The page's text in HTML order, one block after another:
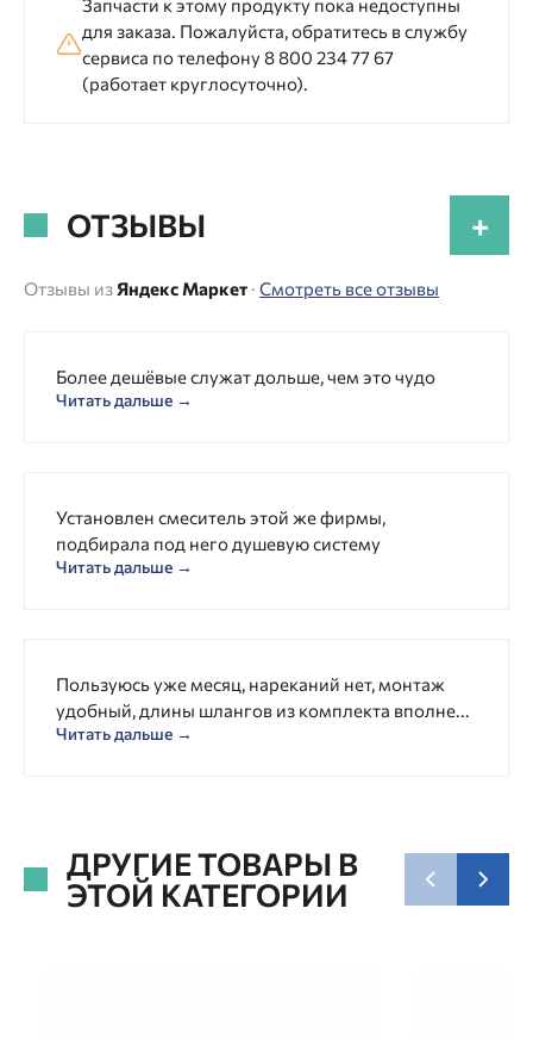
Запчасти к этому продукту пока недоступны
для заказа. Пожалуйста, обратитесь в службу
сервиса по телефону 8 800 234 77 67
(работает круглосуточно).
ОТЗЫВЫ +
Отзывы из Яндекс Маркет · Смотреть все отзывы
Более дешёвые служат дольше, чем это чудо
Читать дальше →
Установлен смеситель этой же фирмы,
подбирала под него душевую систему
Читать дальше →
Пользуюсь уже месяц, нареканий нет, монтаж
удобный, длины шлангов из комплекта вполне...
Читать дальше →
ДРУГИЕ ТОВАРЫ В
ЭТОЙ КАТЕГОРИИ